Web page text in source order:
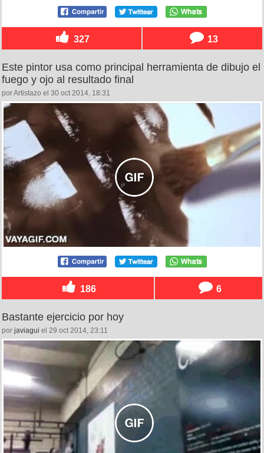
327 13
Este pintor usa como principal herramienta de dibujo el
fuego y ojo al resultado final
por Artistazo el 30 oct 2014, 18:31
186 6
Bastante ejercicio por hoy
por javiagui el 29 oct 2014, 23:11